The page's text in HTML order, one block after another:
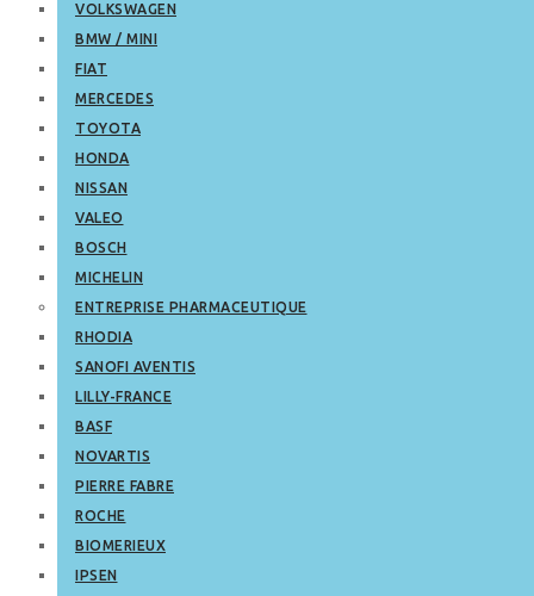
VOLKSWAGEN
BMW / MINI
FIAT
MERCEDES
TOYOTA
HONDA
NISSAN
VALEO
BOSCH
MICHELIN
ENTREPRISE PHARMACEUTIQUE
RHODIA
SANOFI AVENTIS
LILLY-FRANCE
BASF
NOVARTIS
PIERRE FABRE
ROCHE
BIOMERIEUX
IPSEN